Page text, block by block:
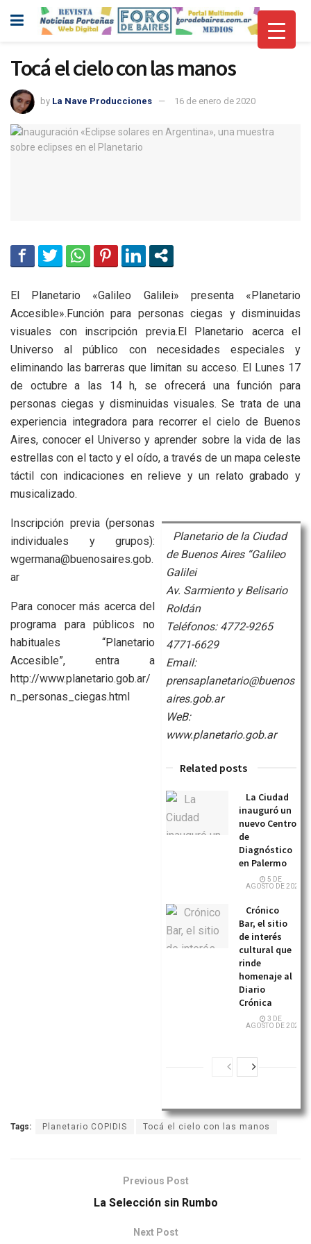
Tocá el cielo con las manos
by La Nave Producciones 16 de enero de 2020
El Planetario «Galileo Galilei» presenta «Planetario
Accesible».Función para personas ciegas y disminuidas
visuales con inscripción previa.El Planetario acerca el
Universo al público con necesidades especiales y
eliminando las barreras que limitan su acceso. El Lunes 17
de octubre a las 14 h, se ofrecerá una función para
personas ciegas y disminuidas visuales. Se trata de una
experiencia integradora para recorrer el cielo de Buenos
Aires, conocer el Universo y aprender sobre la vida de las
estrellas con el tacto y el oído, a través de un mapa celeste
táctil con indicaciones en relieve y un relato grabado y
musicalizado.
Planetario de la Ciudad
de Buenos Aires “Galileo
Galilei
Av. Sarmiento y Belisario
Roldán
Teléfonos: 4772-9265
4771-6629
Email:
prensaplanetario@buenos
aires.gob.ar
WeB:
www.planetario.gob.ar
Related posts
La Ciudad
inauguró un
nuevo Centro
de
Diagnóstico
en Palermo
5 DE
AGOSTO DE 2026
Crónico
Bar, el sitio
de interés
cultural que
rinde
homenaje al
Diario
Crónica
3 DE
AGOSTO DE 2026
Inscripción previa (personas
individuales y grupos):
wgermana@buenosaires.gob.
ar
Para conocer más acerca del
programa para públicos no
habituales “Planetario
Accesible”, entra a
http://www.planetario.gob.ar/
n_personas_ciegas.html
Tags: Planetario COPIDIS Tocá el cielo con las manos
Previous Post
La Selección sin Rumbo
Next Post